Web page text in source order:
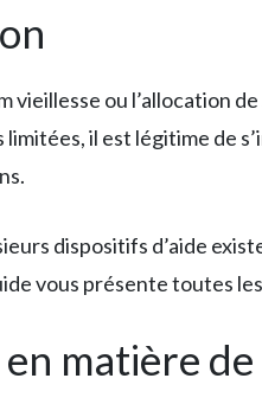
vieillesse ou l’allocation
limitées, il est légitime de
dispositifs d’aide
vous présente toutes
matière